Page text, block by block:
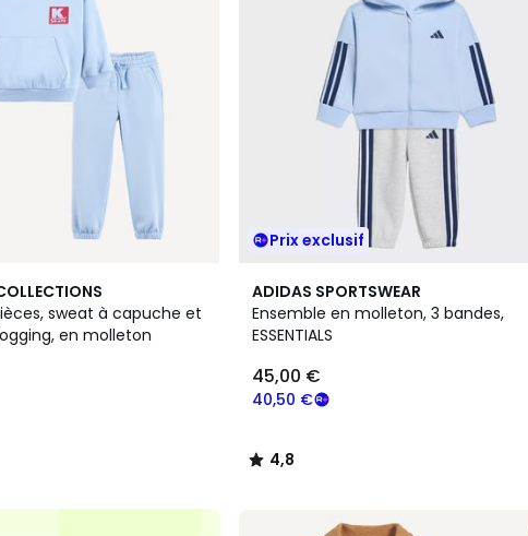
sweat à capuche et
en molleton
Prix exclusif
ADIDAS SPORTSWEAR
Ensemble en molleton, 3 bandes,
ESSENTIALS
40,50 €
45,00 €
4,8
/ 5
4,8
/